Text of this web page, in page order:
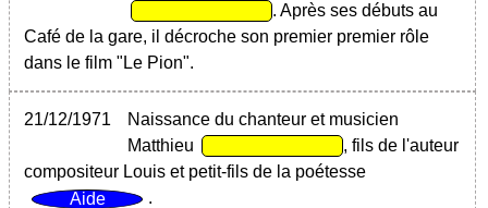
. Après ses débuts au
Café de la gare, il décroche son premier premier rôle
dans le film "Le Pion".
21/12/1971
Naissance du chanteur et musicien
Matthieu
, fils de l'auteur
compositeur Louis et petit-fils de la poétesse
.